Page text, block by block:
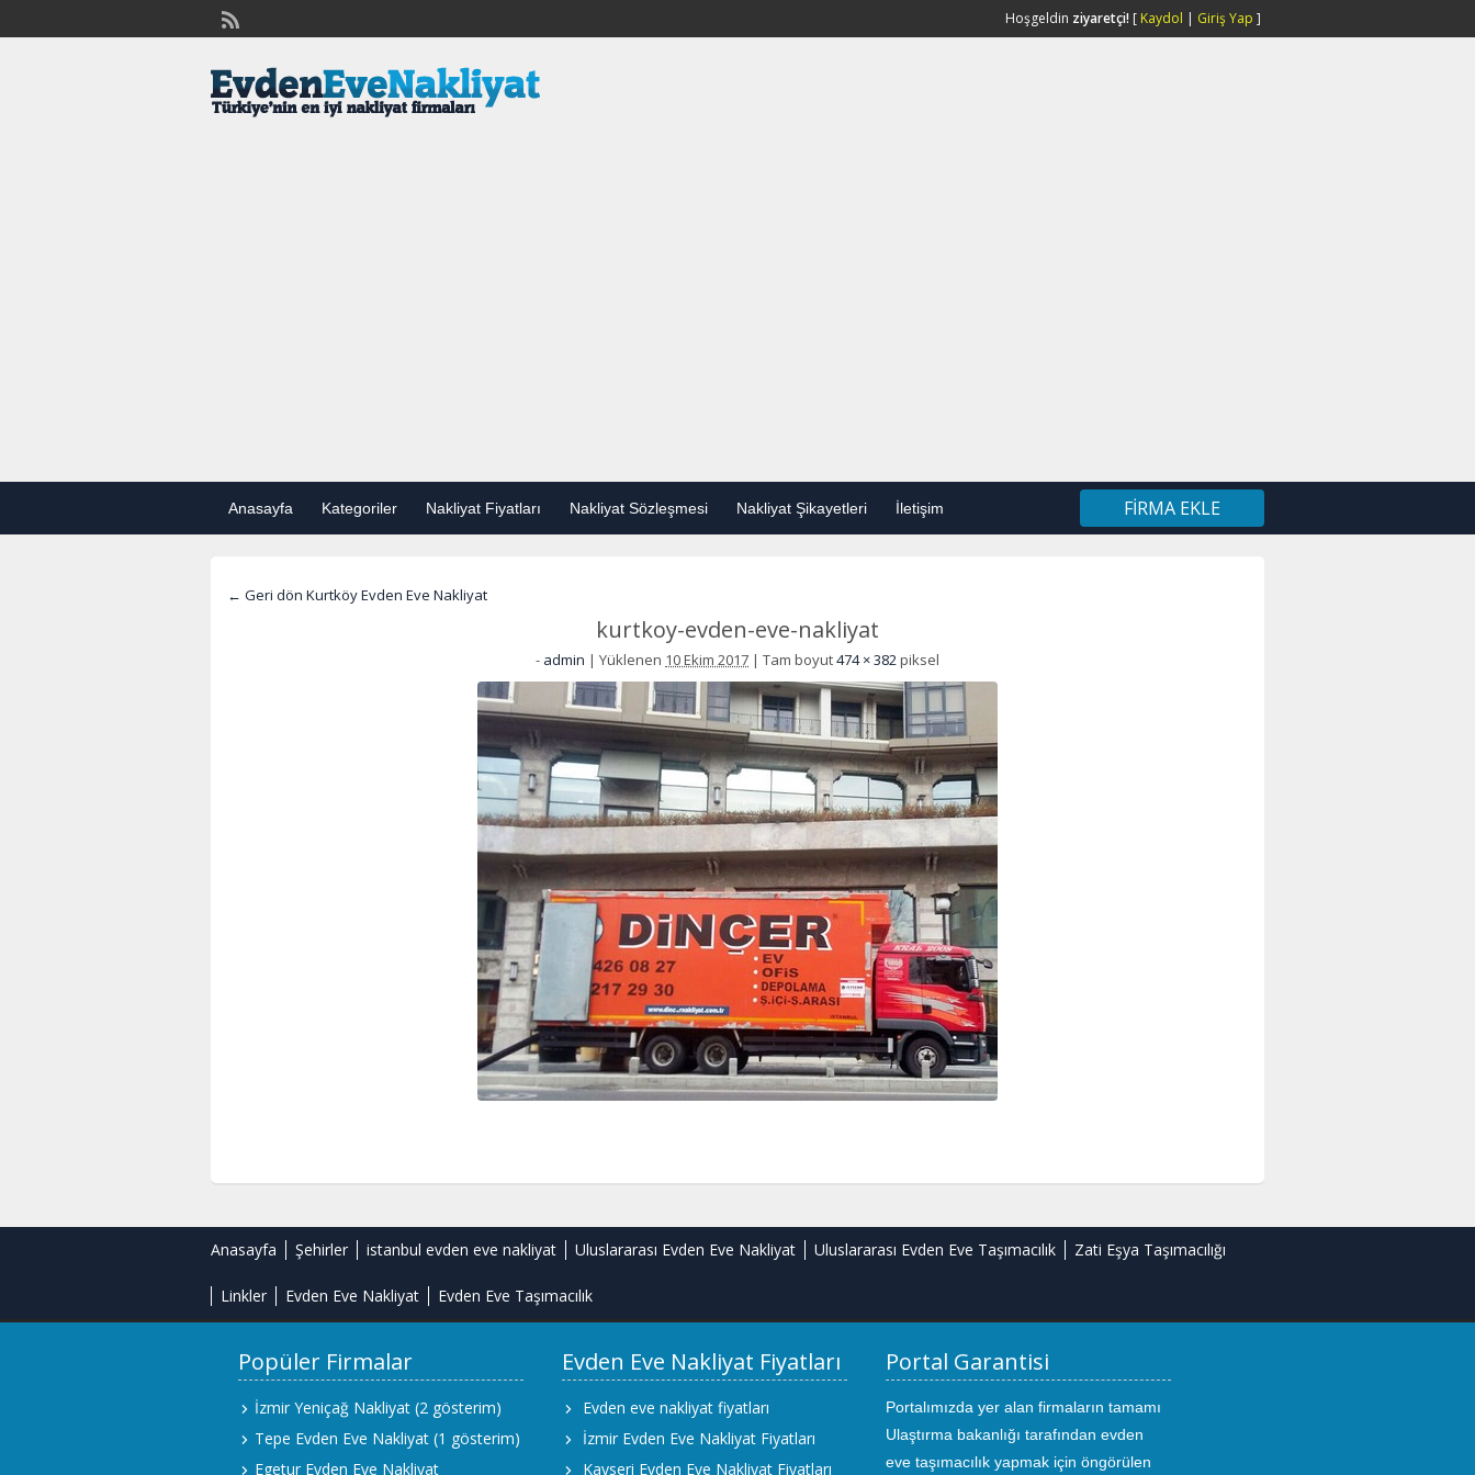
Hoşgeldin ziyaretçi! [ Kaydol | Giriş Yap ]
Anasayfa Kategoriler Nakliyat Fiyatları Nakliyat Sözleşmesi Nakliyat Şikayetleri İletişim FIRMA EKLE
← Geri dön Kurtköy Evden Eve Nakliyat
kurtkoy-evden-eve-nakliyat
- admin | Yüklenen 10 Ekim 2017 | Tam boyut474 × 382piksel
Anasayfa Şehirler istanbul evden eve nakliyat Uluslararası Evden Eve Nakliyat Uluslararası Evden Eve Taşımacılık Zati Eşya Taşımacılığı
Linkler Evden Eve Nakliyat Evden Eve Taşımacılık
Popüler Firmalar
İzmir Yeniçağ Nakliyat (2 gösterim)
Tepe Evden Eve Nakliyat (1 gösterim)
Egetur Evden Eve Nakliyat
Evden Eve Nakliyat Fiyatları
Evden eve nakliyat fiyatları
İzmir Evden Eve Nakliyat Fiyatları
Kayseri Evden Eve Nakliyat Fiyatları
Portal Garantisi
Portalımızda yer alan firmaların tamamı
Ulaştırma bakanlığı tarafından evden
eve taşımacılık yapmak için öngörülen